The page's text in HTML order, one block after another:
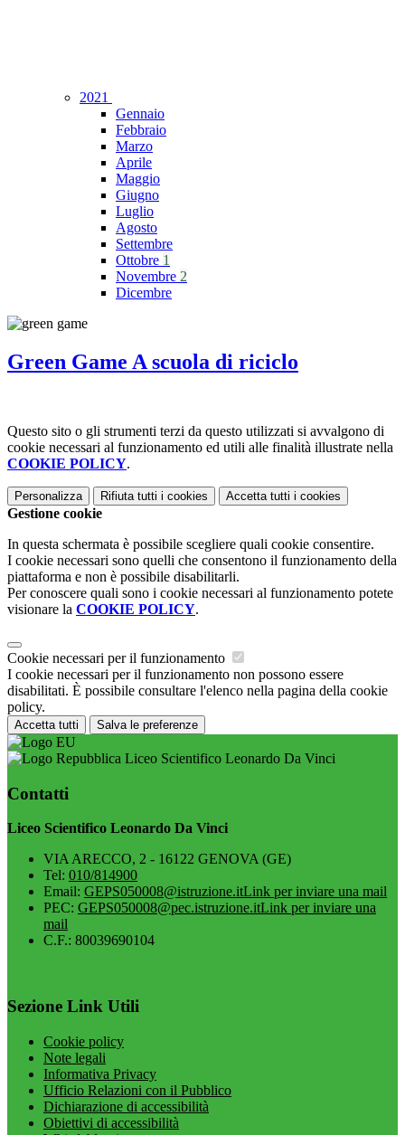
2021
Gennaio
Febbraio
Marzo
Aprile
Maggio
Giugno
Luglio
Agosto
Settembre
Ottobre 1
Novembre 2
Dicembre
Green Game A scuola di riciclo
Questo sito o gli strumenti terzi da questo utilizzati si avvalgono di
cookie necessari al funzionamento ed utili alle finalità illustrate nella
COOKIE POLICY.
Personalizza Rifiuta tutti i cookies Accetta tutti i cookies
Gestione cookie
In questa schermata è possibile scegliere quali cookie consentire.
I cookie necessari sono quelli che consentono il funzionamento della
piattaforma e non è possibile disabilitarli.
Per conoscere quali sono i cookie necessari al funzionamento potete
visionare la COOKIE POLICY.
Cookie necessari per il funzionamento
I cookie necessari per il funzionamento non possono essere
disabilitati. È possibile consultare l'elenco nella pagina della cookie
policy.
Accetta tutti Salva le preferenze
Liceo Scientifico Leonardo Da Vinci
Contatti
Liceo Scientifico Leonardo Da Vinci
VIA ARECCO, 2 - 16122 GENOVA (GE)
Tel: 010/814900
Email: GEPS050008@istruzione.itLink per inviare una mail
PEC: GEPS050008@pec.istruzione.itLink per inviare una
mail
C.F.: 80039690104
Sezione Link Utili
Cookie policy
Note legali
Informativa Privacy
Ufficio Relazioni con il Pubblico
Dichiarazione di accessibilità
Obiettivi di accessibilità